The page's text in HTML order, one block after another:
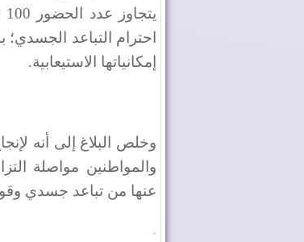
إمكانياتها الاستيعابية.
وخلص البلاغ إلى أنه
والمواطنين مواصلة
عنها من تباعد جسدي